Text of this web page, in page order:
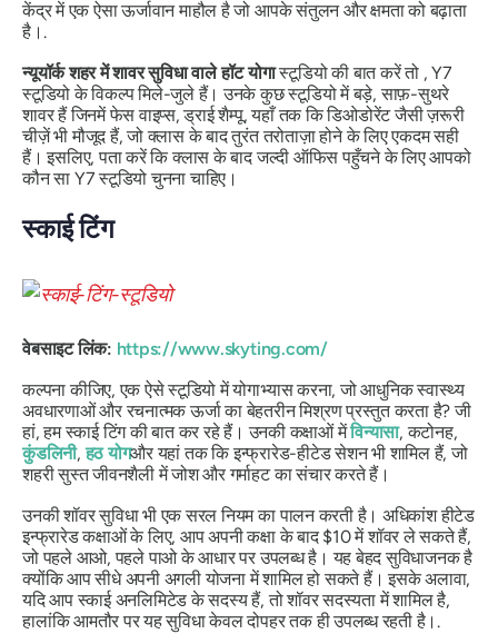
केंद्र में एक ऐसा ऊर्जावान माहौल है जो आपके संतुलन और क्षमता को बढ़ाता
है।.
न्यूयॉर्क शहर में शावर सुविधा वाले हॉट योगास्टूडियो की बात करें तो , Y7
स्टूडियो के विकल्प मिले-जुले हैं। उनके कुछ स्टूडियो में बड़े, साफ़-सुथरे
शावर हैं जिनमें फेस वाइप्स, ड्राई शैम्पू, यहाँ तक कि डिओडोरेंट जैसी ज़रूरी
चीज़ें भी मौजूद हैं, जो क्लास के बाद तुरंत तरोताज़ा होने के लिए एकदम सही
हैं। इसलिए, पता करें कि क्लास के बाद जल्दी ऑफिस पहुँचने के लिए आपको
कौन सा Y7 स्टूडियो चुनना चाहिए।
स्काई टिंग
वेबसाइट लिंक: https://www.skyting.com/
कल्पना कीजिए, एक ऐसे स्टूडियो में योगाभ्यास करना, जो आधुनिक स्वास्थ्य
अवधारणाओं और रचनात्मक ऊर्जा का बेहतरीन मिश्रण प्रस्तुत करता है? जी
हां, हम स्काई टिंग की बात कर रहे हैं। उनकी कक्षाओं मेंविन्यासा, कटोनह,
कुंडलिनी,हठ योगऔर यहां तक ​​कि इन्फ्रारेड-हीटेड सेशन भी शामिल हैं, जो
शहरी सुस्त जीवनशैली में जोश और गर्माहट का संचार करते हैं।
उनकी शॉवर सुविधा भी एक सरल नियम का पालन करती है। अधिकांश हीटेड
इन्फ्रारेड कक्षाओं के लिए, आप अपनी कक्षा के बाद $10 में शॉवर ले सकते हैं,
जो पहले आओ, पहले पाओ के आधार पर उपलब्ध है। यह बेहद सुविधाजनक है
क्योंकि आप सीधे अपनी अगली योजना में शामिल हो सकते हैं। इसके अलावा,
यदि आप स्काई अनलिमिटेड के सदस्य हैं, तो शॉवर सदस्यता में शामिल है,
हालांकि आमतौर पर यह सुविधा केवल दोपहर तक ही उपलब्ध रहती है।.